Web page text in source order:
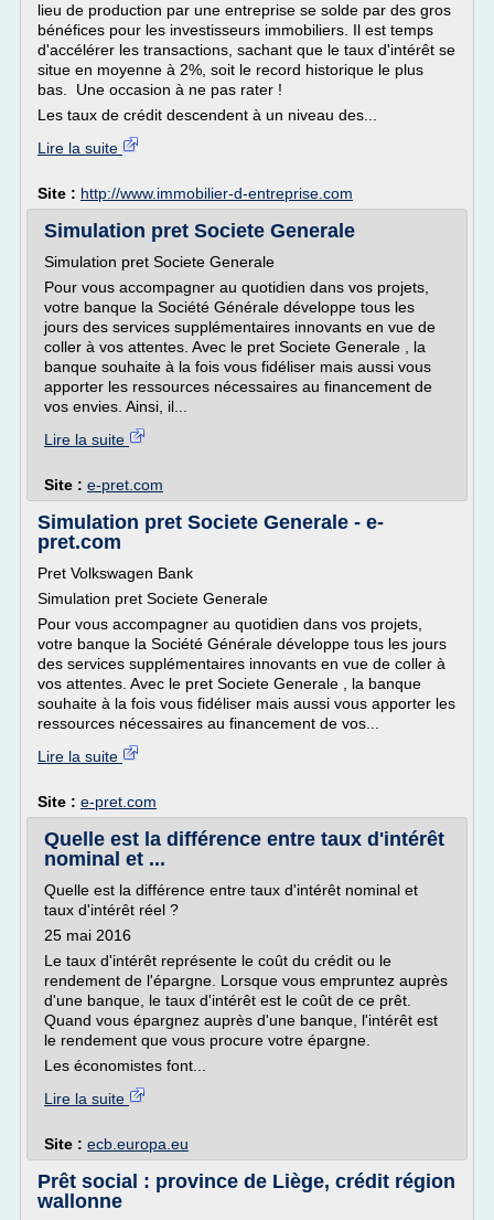
lieu de production par une entreprise se solde par des gros
bénéfices pour les investisseurs immobiliers. Il est temps
d'accélérer les transactions, sachant que le taux d'intérêt se
situe en moyenne à 2%, soit le record historique le plus
bas. Une occasion à ne pas rater !
Les taux de crédit descendent à un niveau des...
Lire la suite
Site : http://www.immobilier-d-entreprise.com
Simulation pret Societe Generale
Simulation pret Societe Generale
Pour vous accompagner au quotidien dans vos projets,
votre banque la Société Générale développe tous les
jours des services supplémentaires innovants en vue de
coller à vos attentes. Avec le pret Societe Generale , la
banque souhaite à la fois vous fidéliser mais aussi vous
apporter les ressources nécessaires au financement de
vos envies. Ainsi, il...
Lire la suite
Site : e-pret.com
Simulation pret Societe Generale - e-
pret.com
Pret Volkswagen Bank
Simulation pret Societe Generale
Pour vous accompagner au quotidien dans vos projets,
votre banque la Société Générale développe tous les jours
des services supplémentaires innovants en vue de coller à
vos attentes. Avec le pret Societe Generale , la banque
souhaite à la fois vous fidéliser mais aussi vous apporter les
ressources nécessaires au financement de vos...
Lire la suite
Site : e-pret.com
Quelle est la différence entre taux d'intérêt
nominal et ...
Quelle est la différence entre taux d'intérêt nominal et
taux d'intérêt réel ?
25 mai 2016
Le taux d'intérêt représente le coût du crédit ou le
rendement de l'épargne. Lorsque vous empruntez auprès
d'une banque, le taux d'intérêt est le coût de ce prêt.
Quand vous épargnez auprès d'une banque, l'intérêt est
le rendement que vous procure votre épargne.
Les économistes font...
Lire la suite
Site : ecb.europa.eu
Prêt social : province de Liège, crédit région
wallonne